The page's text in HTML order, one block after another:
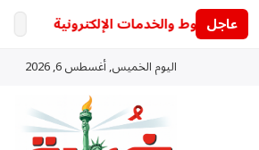
عاجل
اليوم الخميس, أغسطس 6, 2026